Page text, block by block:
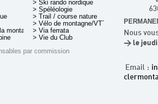
montagne
> Ski rando nordique
> Spéléologie
> Trail / course nature
> Vélo de montagne/VTT
> Via ferrata
> Vie du Club
par commission
Nous
> le jeudi
Email :